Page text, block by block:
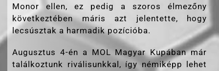
Monor ellen, ez pedig a szoros élmezőny
következtében máris azt jelentette, hogy
lecsúsztak a harmadik pozícióba.
Augusztus 4-én a MOL Magyar Kupában már
találkoztunk riválisunkkal, így némiképp lehet